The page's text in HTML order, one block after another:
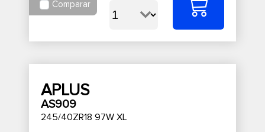
Comparar
APLUS
AS909
245/40ZR18 97W XL